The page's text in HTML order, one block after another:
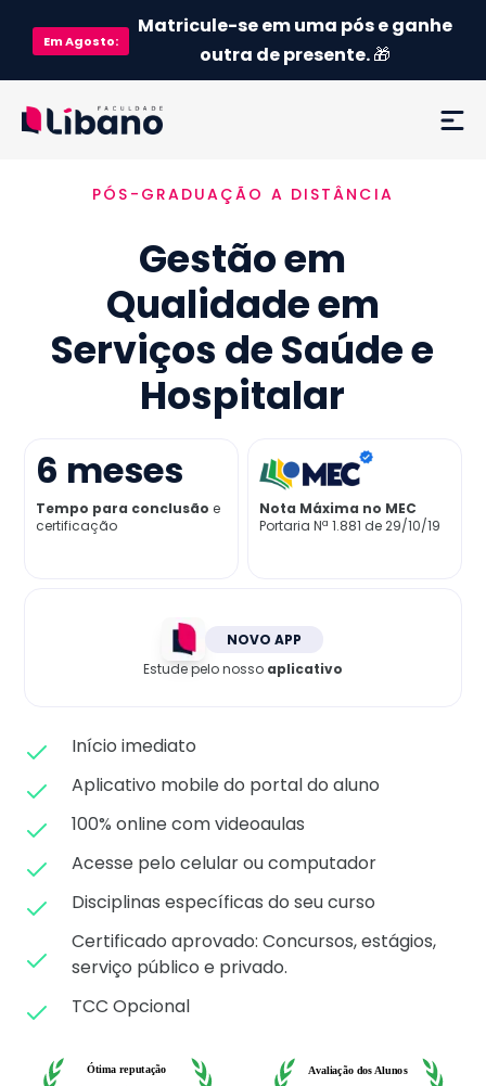
EmAgosto:
Matricule-se em uma pós e ganhe
outra de presente.🎁
Ementa
Como funciona
Credenciamento MEC
Matricule-se
PÓS-GRADUAÇÃO A DISTÂNCIA
Gestão em
Qualidade em
Serviços de Saúde e
Hospitalar
6 meses
Tempo para conclusão e
certificação
Nota Máxima no MEC
Portaria Nª 1.881 de 29/10/19
NOVO APP
Estude pelo nosso aplicativo
Início imediato
Aplicativo mobile do portal do aluno
100% online com videoaulas
Acesse pelo celular ou computador
Disciplinas específicas do seu curso
Certificado aprovado: Concursos, estágios,
serviço público e privado.
TCC Opcional